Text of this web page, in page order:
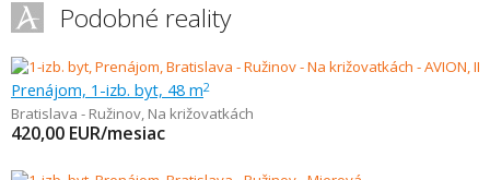
Podobné reality
Prenájom, 1-izb. byt, 48 m2
Bratislava - Ružinov, Na križovatkách
420,00 EUR/mesiac